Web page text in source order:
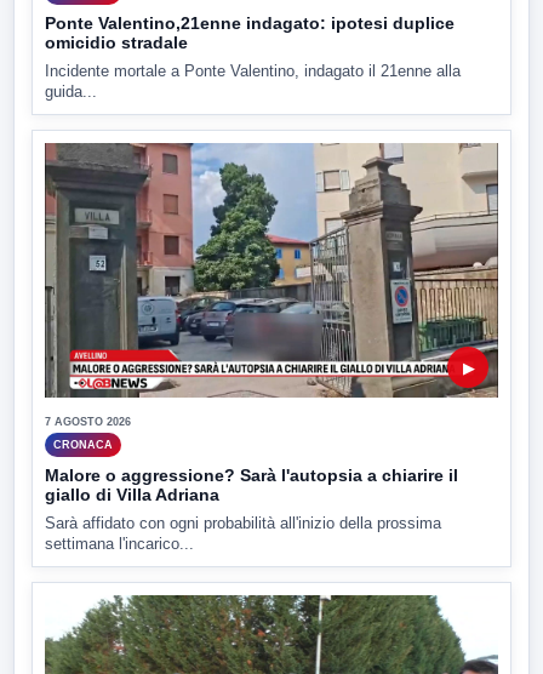
Ponte Valentino,21enne indagato: ipotesi duplice
omicidio stradale
Incidente mortale a Ponte Valentino, indagato il 21enne alla
guida...
▶
7 AGOSTO 2026
CRONACA
Malore o aggressione? Sarà l'autopsia a chiarire il
giallo di Villa Adriana
Sarà affidato con ogni probabilità all'inizio della prossima
settimana l'incarico...